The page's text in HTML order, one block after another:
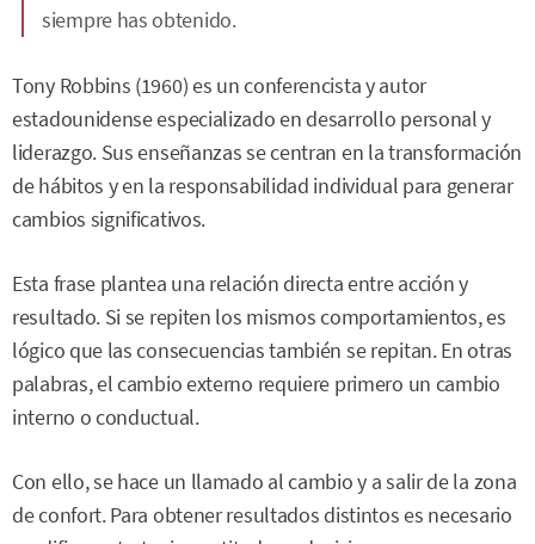
siempre has obtenido.
Tony Robbins (1960) es un conferencista y autor
estadounidense especializado en desarrollo personal y
liderazgo. Sus enseñanzas se centran en la transformación
de hábitos y en la responsabilidad individual para generar
cambios significativos.
Esta frase plantea una relación directa entre acción y
resultado. Si se repiten los mismos comportamientos, es
lógico que las consecuencias también se repitan. En otras
palabras, el cambio externo requiere primero un cambio
interno o conductual.
Con ello, se hace un llamado al cambio y a salir de la zona
de confort. Para obtener resultados distintos es necesario